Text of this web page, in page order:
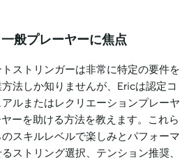
般プレーヤーに焦点
ストリンガーは非常に特定の要件を
法しか知りませんが、Ericは認定コ
ルまたはレクリエーションプレーヤ
ーを助ける方法を教えます。これら
スキルレベルで楽しみとパフォーマ
ストリング選択、テンション推奨、